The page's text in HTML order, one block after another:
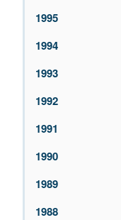
1995
1994
1993
1992
1991
1990
1989
1988